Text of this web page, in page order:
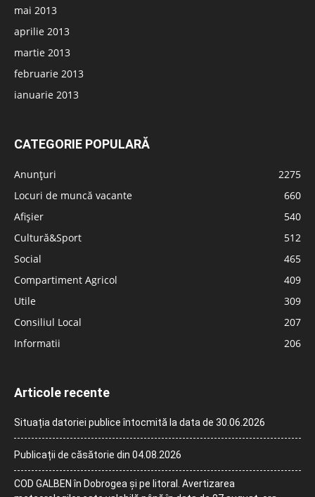
mai 2013
aprilie 2013
martie 2013
februarie 2013
ianuarie 2013
CATEGORIE POPULARĂ
Anunțuri
2275
Locuri de muncă vacante
660
Afișier
540
Cultură&Sport
512
Social
465
Compartiment Agricol
409
Utile
309
Consiliul Local
207
Informatii
206
Articole recente
Situația datoriei publice întocmită la data de 30.06.2026
Publicații de căsătorie din 04.08.2026
COD GALBEN în Dobrogea și pe litoral. Avertizarea